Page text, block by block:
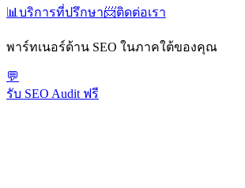
📊 บริการที่ปรึกษา📨ติดต่อเรา
พาร์ทเนอร์ด้าน SEO ในภาคใต้ของคุณ
💬
รับ SEO Audit ฟรี